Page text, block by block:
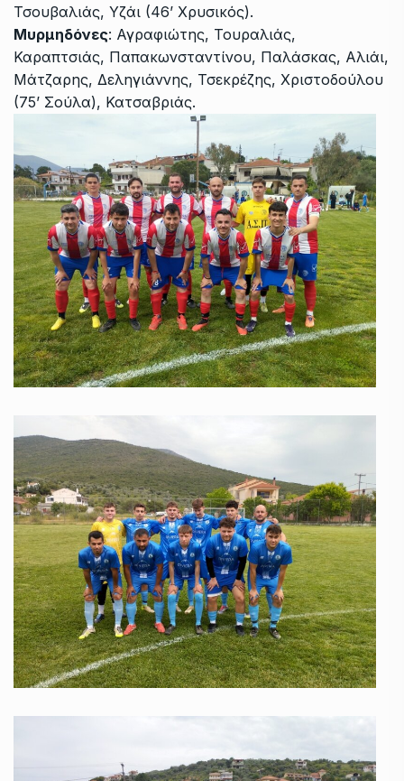
Τσουβαλιάς, Υζάι (46’ Χρυσικός).
Μυρμηδόνες: Αγραφιώτης, Τουραλιάς,
Καραπτσιάς, Παπακωνσταντίνου, Παλάσκας, Αλιάι,
Μάτζαρης, Δεληγιάννης, Τσεκρέζης, Χριστοδούλου
(75’ Σούλα), Κατσαβριάς.